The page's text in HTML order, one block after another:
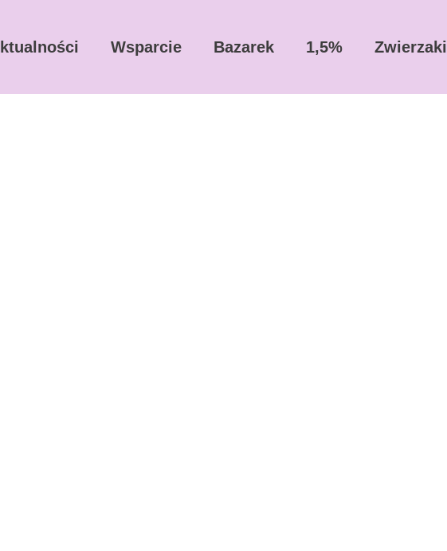
Wsparcie Bazarek 1,5% Zwierzaki